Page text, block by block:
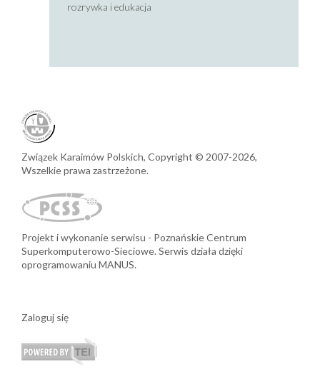
rozrywka i edukacja
Związek Karaimów Polskich, Copyright © 2007-2026,
Wszelkie prawa zastrzeżone.
Projekt i wykonanie serwisu
Poznańskie Centrum
Superkomputerowo-Sieciowe. Serwis działa dzięki
oprogramowaniu MANUS.
Zaloguj się